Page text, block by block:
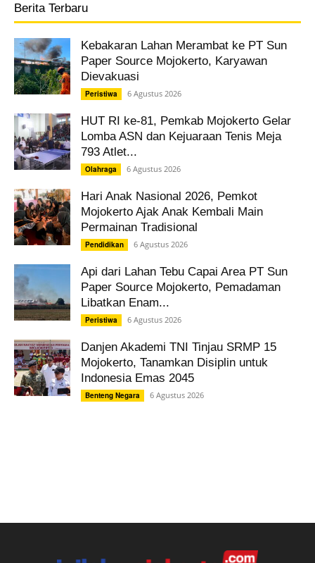
Berita Terbaru
Kebakaran Lahan Merambat ke PT Sun
Paper Source Mojokerto, Karyawan
Dievakuasi
Peristiwa 6 Agustus 2026
HUT RI ke-81, Pemkab Mojokerto Gelar
Lomba ASN dan Kejuaraan Tenis Meja
793 Atlet...
Olahraga 6 Agustus 2026
Hari Anak Nasional 2026, Pemkot
Mojokerto Ajak Anak Kembali Main
Permainan Tradisional
Pendidikan 6 Agustus 2026
Api dari Lahan Tebu Capai Area PT Sun
Paper Source Mojokerto, Pemadaman
Libatkan Enam...
Peristiwa 6 Agustus 2026
Danjen Akademi TNI Tinjau SRMP 15
Mojokerto, Tanamkan Disiplin untuk
Indonesia Emas 2045
Benteng Negara 6 Agustus 2026